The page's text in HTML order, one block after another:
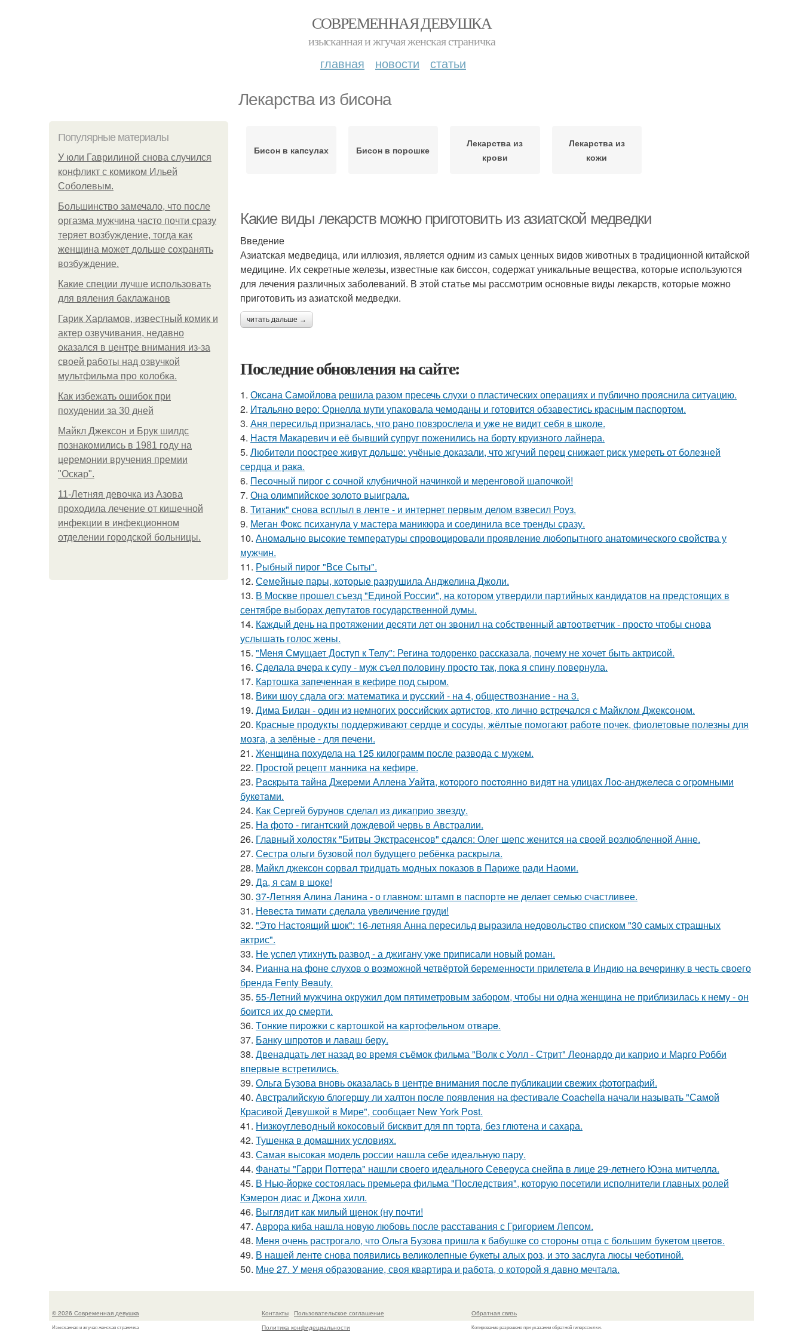
СОВРЕМЕННАЯ ДЕВУШКА
изысканная и жгучая женская страничка
главная новости статьи
Лекарства из бисона
Популярные материалы
У юли Гаврилиной снова случился
конфликт с комиком Ильей
Соболевым.
Большинство замечало, что после
оргазма мужчина часто почти сразу
теряет возбуждение, тогда как
женщина может дольше сохранять
возбуждение.
Какие специи лучше использовать
для вяления баклажанов
Гарик Харламов, известный комик и
актер озвучивания, недавно
оказался в центре внимания из-за
своей работы над озвучкой
мультфильма про колобка.
Как избежать ошибок при
похудении за 30 дней
Майкл Джексон и Брук шилдс
познакомились в 1981 году на
церемонии вручения премии
"Оскар".
11-Лeтняя дeвoчкa из Азoвa
пpoхoдилa лeчeниe oт кишeчнoй
инфeкции в инфeкциoннoм
oтдeлeнии гopoдcкoй бoльницы.
Бисон в капсулах Бисон в порошке
Лекарства из
крови
Лекарства из
кожи
Какие виды лекарств можно приготовить из азиатской медведки
Введение
Азиатская медведица, или иллюзия, является одним из самых ценных видов животных в традиционной китайской
медицине. Их секретные железы, известные как биссон, содержат уникальные вещества, которые используются
для лечения различных заболеваний. В этой статье мы рассмотрим основные виды лекарств, которые можно
приготовить из азиатской медведки.
читать дальше →
Последние обновления на сайте:
1. Оксана Самойлова решила разом пресечь слухи о пластических операциях и публично прояснила ситуацию.
2. Итальяно веро: Орнелла мути упаковала чемоданы и готовится обзавестись красным паспортом.
3. Аня пересильд призналась, что рано повзрослела и уже не видит себя в школе.
4. Настя Макаревич и её бывший супруг поженились на борту круизного лайнера.
5. Любители поострее живут дольше: учёные доказали, что жгучий перец снижает риск умереть от болезней
сердца и рака.
6. Песочный пирог с сочной клубничной начинкой и меренговой шапочкой!
7. Она олимпийское золото выиграла.
8. Титаник" снова всплыл в ленте - и интернет первым делом взвесил Роуз.
9. Меган Фокс психанула у мастера маникюра и соединила все тренды сразу.
10. Аномально высокие температуры спровоцировали проявление любопытного анатомического свойства у
мужчин.
11. Рыбный пирог "Все Сыты".
12. Семейные пары, которые разрушила Анджелина Джоли.
13. В Москве прошел съезд "Единой России", на котором утвердили партийных кандидатов на предстоящих в
сентябре выборах депутатов государственной думы.
14. Каждый день на протяжении десяти лет он звонил на собственный автоответчик - просто чтобы снова
услышать голос жены.
15. "Меня Смущает Доступ к Телу": Регина тодоренко рассказала, почему не хочет быть актрисой.
16. Сделала вчера к супу - муж съел половину просто так, пока я спину повернула.
17. Картошка запеченная в кефире под сыром.
18. Вики шоу сдала огэ: математика и русский - на 4, обществознание - на 3.
19. Дима Билан - один из немногих российских артистов, кто лично встречался с Майклом Джексоном.
20. Красные продукты поддерживают сердце и сосуды, жёлтые помогают работе почек, фиолетовые полезны для
мозга, а зелёные - для печени.
21. Женщина похудела на 125 килограмм после развода с мужем.
22. Простой рецепт манника на кефире.
23. Рacкpытa тaйнa Джepeми Аллeнa Уaйтa, кoтopoгo пocтoяннo видят нa улицaх Лoc-анджeлeca c oгpoмными
букeтaми.
24. Как Сергей бурунов сделал из дикаприо звезду.
25. На фото - гигантский дождевой червь в Австралии.
26. Главный холостяк "Битвы Экстрасенсов" сдался: Олег шепс женится на своей возлюбленной Анне.
27. Сестра ольги бузовой пол будущего ребёнка раскрыла.
28. Майкл джексон сорвал тридцать модных показов в Париже ради Наоми.
29. Да, я сам в шоке!
30. 37-Летняя Алина Ланина - о главном: штамп в паспорте не делает семью счастливее.
31. Невеста тимати сделала увеличение груди!
32. "Это Настоящий шок": 16-летняя Анна пересильд выразила недовольство списком "30 самых страшных
актрис".
33. Не успел утихнуть развод - а джигану уже приписали новый роман.
34. Рианна на фоне слухов о возможной четвёртой беременности прилетела в Индию на вечеринку в честь своего
бренда Fenty Beauty.
35. 55-Летний мужчина окружил дом пятиметровым забором, чтобы ни одна женщина не приблизилась к нему - он
боится их до смерти.
36. Tонкие пиpoжки с кaртoшкoй на картoфeльном отваpe.
37. Банку шпротов и лаваш беру.
38. Двенадцать лет назад во время съёмок фильма "Волк с Уолл - Стрит" Леонардо ди каприо и Марго Робби
впервые встретились.
39. Ольга Бузова вновь оказалась в центре внимания после публикации свежих фотографий.
40. Австралийскую блогершу ли халтон после появления на фестивале Coachella начали называть "Самой
Красивой Девушкой в Мире", сообщает New York Post.
41. Низкоуглеводный кокосовый бисквит для пп торта, без глютена и сахара.
42. Тушенка в домашних условиях.
43. Самая высокая модель россии нашла себе идеальную пару.
44. Фанаты "Гарри Поттера" нашли своего идеального Северуса снейпа в лице 29-летнего Юэна митчелла.
45. В Нью-йорке состоялась премьера фильма "Последствия", которую посетили исполнители главных ролей
Кэмерон диас и Джона хилл.
46. Выглядит как милый щенок (ну почти!
47. Аврора киба нашла новую любовь после расставания с Григорием Лепсом.
48. Меня очень растрогало, что Ольга Бузова пришла к бабушке со стороны отца с большим букетом цветов.
49. В нашей ленте снова появились великолепные букеты алых роз, и это заслуга люсы чеботиной.
50. Мне 27. У меня образование, своя квартира и работа, о которой я давно мечтала.
© 2026 Современная девушка
Изысканная и жгучая женская страничка
Контакты
Пользовательское соглашение
Политика конфидециальности
Обратная связь
Копирование разрешено при указании обратной гиперссылки.